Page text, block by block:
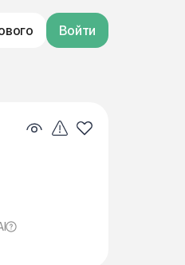
Войти